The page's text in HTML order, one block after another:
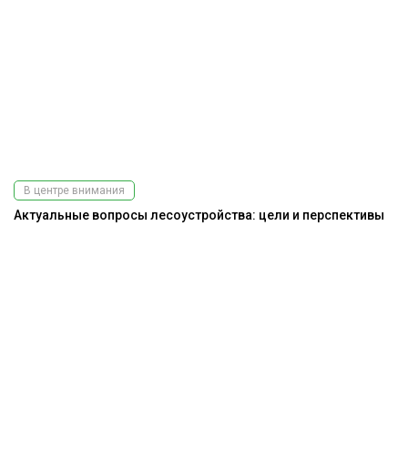
В центре внимания
Актуальные вопросы лесоустройства: цели и перспективы